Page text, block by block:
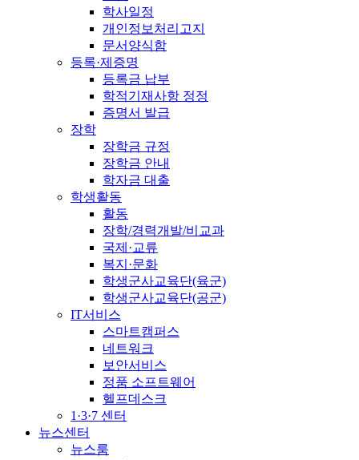
학사일정
개인정보처리고지
문서양식함
등록·제증명
등록금 납부
학적기재사항 정정
증명서 발급
장학
장학금 규정
장학금 안내
학자금 대출
학생활동
활동
장학/경력개발/비교과
국제·교류
복지·문화
학생군사교육단(육군)
학생군사교육단(공군)
IT서비스
스마트캠퍼스
네트워크
보안서비스
정품 소프트웨어
헬프데스크
1·3·7 센터
뉴스센터
뉴스룸